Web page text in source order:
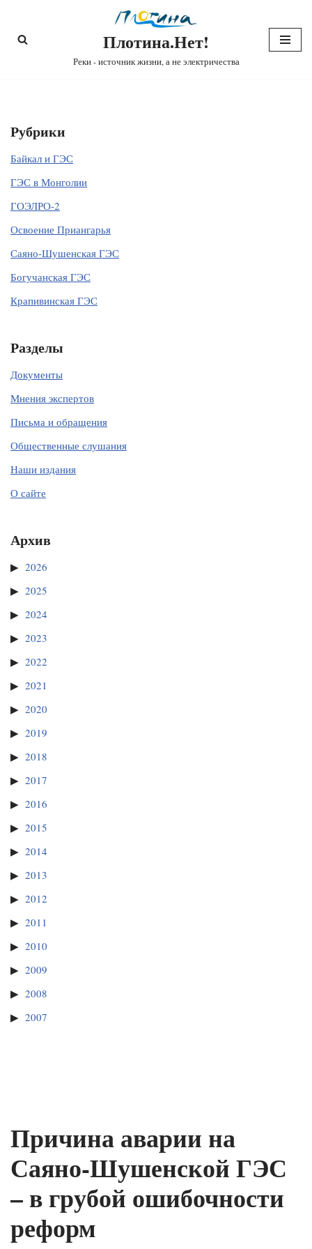
Перейти
Плотина.Нет!
Реки - источник жизни, а не электричества
Рубрики
Байкал и ГЭС
ГЭС в Монголии
ГОЭЛРО-2
Освоение Приангарья
Саяно-Шушенская ГЭС
Богучанская ГЭС
Крапивинская ГЭС
Разделы
Документы
Мнения экспертов
Письма и обращения
Общественные слушания
Наши издания
О сайте
Архив
2026
2025
2024
2023
2022
2021
2020
2019
2018
2017
2016
2015
2014
2013
2012
2011
2010
2009
2008
2007
Причина аварии на
Саяно-Шушенской ГЭС
– в грубой ошибочности
реформ